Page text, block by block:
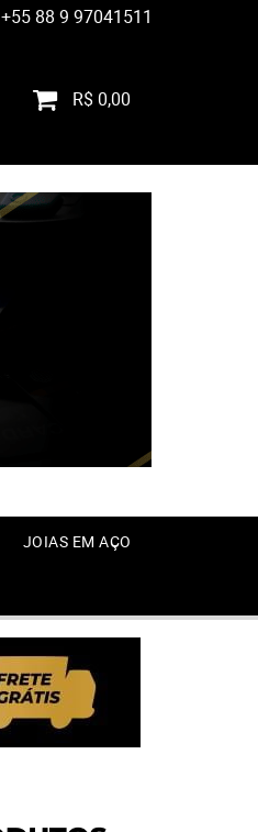
+55 88 9 97041511
R$ 0,00
JOIAS EM AÇO